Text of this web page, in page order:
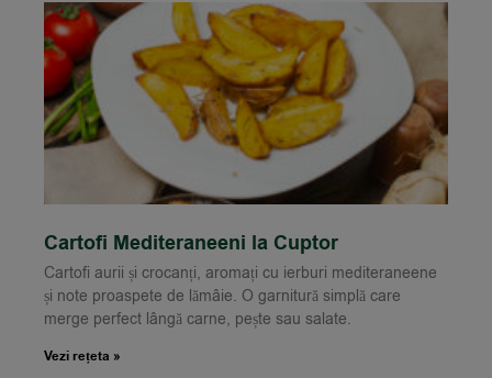
Cartofi Mediteraneeni la Cuptor
Cartofi aurii și crocanți, aromați cu ierburi mediteraneene
și note proaspete de lămâie. O garnitură simplă care
merge perfect lângă carne, pește sau salate.
Vezi rețeta »